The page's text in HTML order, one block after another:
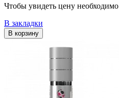
Чтобы увидеть цену необходимо
В закладки
В корзину